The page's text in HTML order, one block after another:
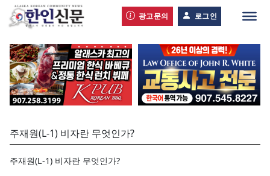
광고문의 로그인
주재원(L-1) 비자란 무엇인가?
주재원(L-1) 비자란 무엇인가?